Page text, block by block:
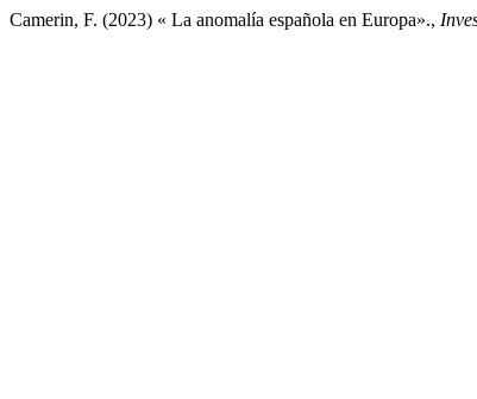
Camerin, F. (2023) « La anomalía española en Europa».,